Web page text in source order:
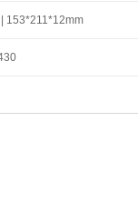
153*211*12mm